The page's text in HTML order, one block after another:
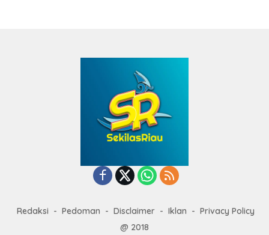
Redaksi Pedoman Disclaimer Iklan
Privacy Policy
@ 2018